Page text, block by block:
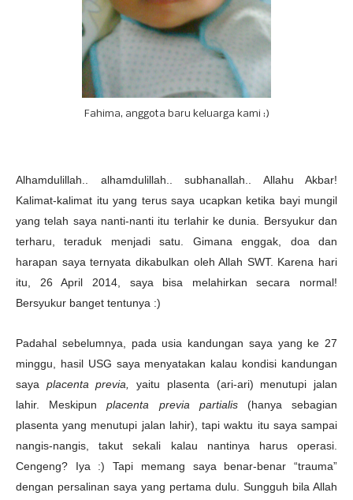
Fahima, anggota baru keluarga kami :)
Alhamdulillah.. alhamdulillah.. subhanallah.. Allahu Akbar!
Kalimat-kalimat itu yang terus saya ucapkan ketika bayi mungil
yang telah saya nanti-nanti itu terlahir ke dunia. Bersyukur dan
terharu, teraduk menjadi satu. Gimana enggak, doa dan
harapan saya ternyata dikabulkan oleh Allah SWT. Karena hari
itu, 26 April 2014, saya bisa melahirkan secara normal!
Bersyukur banget tentunya :)
Padahal sebelumnya, pada usia kandungan saya yang ke 27
minggu, hasil USG saya menyatakan kalau kondisi kandungan
saya placenta previa,
yaitu plasenta (ari-ari) menutupi jalan
lahir. Meskipunplacenta previa partialis (hanya sebagian
plasenta yang menutupi jalan lahir), tapi waktu itu saya sampai
nangis-nangis, takut sekali kalau nantinya harus operasi.
Cengeng? Iya :) Tapi memang saya benar-benar “trauma”
dengan persalinan saya yang pertama dulu. Sungguh bila Allah